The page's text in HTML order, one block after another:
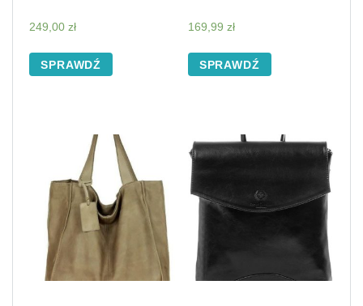
249,00 zł
SPRAWDŹ
169,99 zł
SPRAWDŹ